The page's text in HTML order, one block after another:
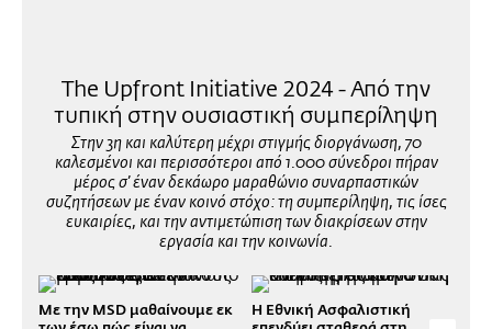
The Upfront Initiative 2024 - Από την
τυπική στην ουσιαστική συμπερίληψη
Στην 3η και καλύτερη μέχρι στιγμής διοργάνωση, 70
καλεσμένοι και περισσότεροι από 1.000 σύνεδροι πήραν
μέρος σ’ έναν δεκάωρο μαραθώνιο συναρπαστικών
συζητήσεων με έναν κοινό στόχο: τη συμπερίληψη, τις ίσες
ευκαιρίες, και την αντιμετώπιση των διακρίσεων στην
εργασία και την κοινωνία.
Με την MSD μαθαίνουμε εκ
Η Εθνική Ασφαλιστική